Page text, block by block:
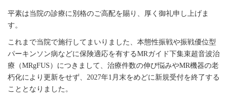
平素は当院の診療に別格のご高配を賜り、厚く御礼申し上げま
す。
これまで当院で施行してまいりました、本態性振戦や振戦優位型
パーキンソン病などに保険適応を有するMRガイド下集束超音波治
療（MRgFUS）につきまして、治療件数の伸び悩みやMR機器の老
朽化により更新をせず、2027年1月末をめどに新規受付を終了する
こととなりました。